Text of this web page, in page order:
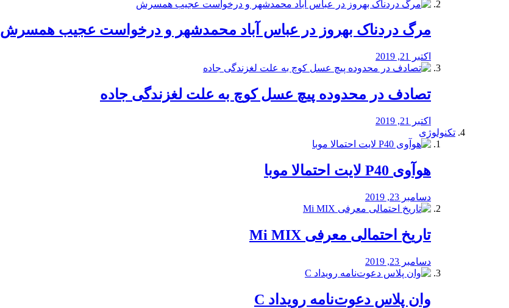
مرگ دردناک بهروز در عباس آباد محمدشهر و درخواست عجیب همسرش
اکتبر 21, 2019
تصادف در محدوده پیچ عسل کوچ به علت لغزندگی جاده
اکتبر 21, 2019
تکنولوژی
هوآوی P40 لایت احتمالا موبا
دسامبر 23, 2019
تاریخ احتمالی معرفی Mi MIX
دسامبر 23, 2019
وان پلاس دعوت‌نامه رویداد C